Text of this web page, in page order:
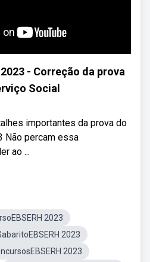
- Correção da prova
Social
importantes da prova do
Não percam essa
ao ...
2023
2023
2023